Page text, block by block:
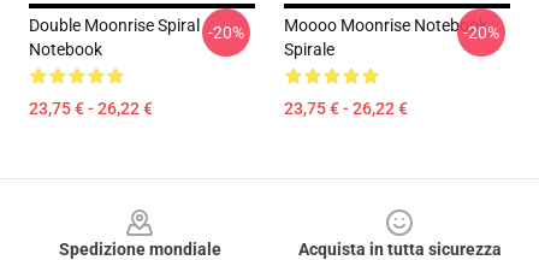
Double Moonrise Spiral
Notebook
23,75 € - 26,22 €
-20%
Moooo Moonrise Notebook
Spirale
23,75 € - 26,22 €
-20%
Spedizione mondiale
Acquista in tutta sicurezza